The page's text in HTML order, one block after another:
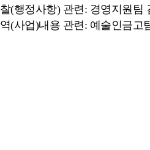
(행정사항) 관련: 경영지원팀
(사업)내용 관련: 예술인금고